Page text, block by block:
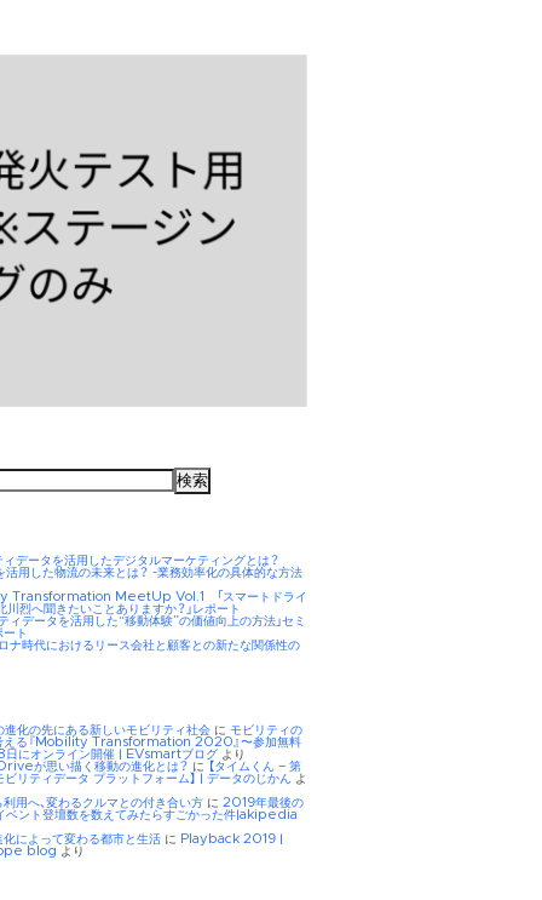
ィデータを活用したデジタルマーケティングとは？
活用した物流の未来とは？ -業務効率化の具体的な方法
Transformation MeetUp Vol.1 「スマートドライ
川烈へ聞きたいことありますか？」レポート
ティデータを活用した“移動体験”の価値向上の方法」セミ
ート
ナ時代におけるリース会社と顧客との新たな関係性の
化の先にある新しいモビリティ社会 に モビリティの
える『Mobility Transformation 2020』〜参加無料
日にオンライン開催 | EVsmartブログ より
が思い描く移動の進化とは？ に
【タイムくん – 第
ビリティデータ プラットフォーム】 | データのじかん よ
利用へ、変わるクルマとの付き合い方 に 2019年最後の
ベント登壇数を数えてみたらすごかった件|akipedia
化によって変わる都市と生活 に Playback 2019 |
blog
より